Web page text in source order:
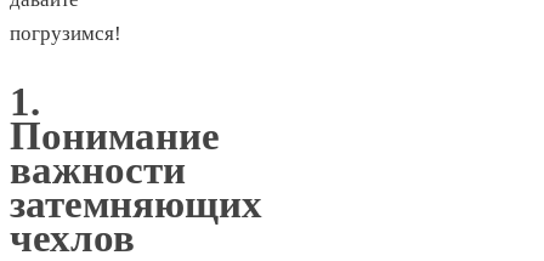
погрузимся!
1.
Понимание
важности
затемняющих
чехлов